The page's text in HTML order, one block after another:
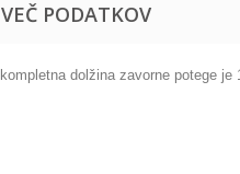
VEČ PODATKOV
kompletna dolžina zavorne potege je